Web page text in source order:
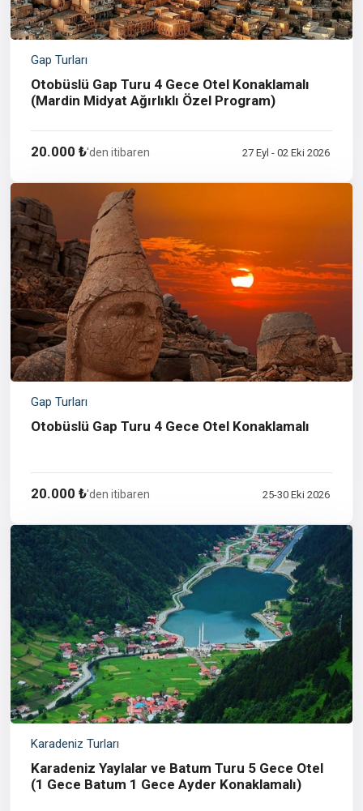
Gap Turları
Otobüslü Gap Turu 4 Gece Otel Konaklamalı
(Mardin Midyat Ağırlıklı Özel Program)
20.000 ₺'den itibaren 27 Eyl - 02 Eki 2026
Gap Turları
Otobüslü Gap Turu 4 Gece Otel Konaklamalı
20.000 ₺'den itibaren 25-30 Eki 2026
Karadeniz Turları
Karadeniz Yaylalar ve Batum Turu 5 Gece Otel
(1 Gece Batum 1 Gece Ayder Konaklamalı)